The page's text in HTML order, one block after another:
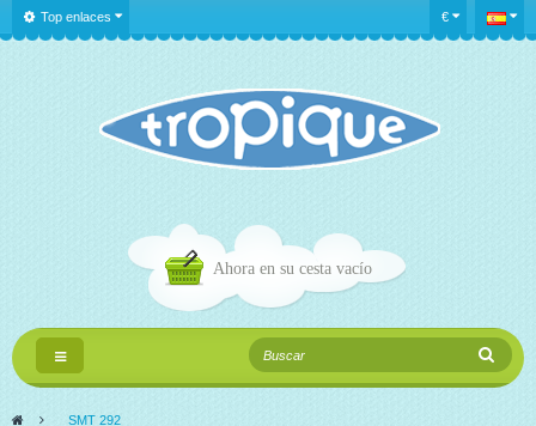
€
Top enlaces
Ahora en su cesta vacío
Navegación
Toggle
> SMT 292